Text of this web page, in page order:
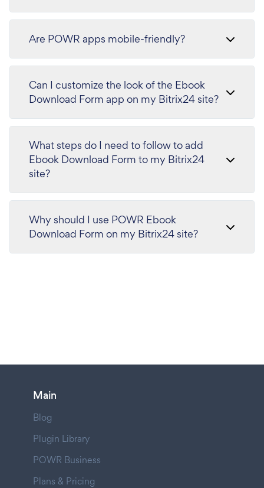
Are POWR apps mobile-friendly?
Can I customize the look of the Ebook
Download Form app on my Bitrix24 site?
What steps do I need to follow to add
Ebook Download Form to my Bitrix24
site?
Why should I use POWR Ebook
Download Form on my Bitrix24 site?
Main
Blog
Plugin Library
POWR Business
Plans & Pricing